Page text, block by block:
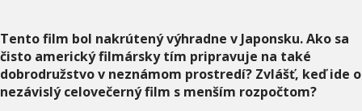
Tento film bol nakrútený výhradne v Japonsku. Ako sa
čisto americký filmársky tím pripravuje na také
dobrodružstvo v neznámom prostredí? Zvlášť, keď ide o
nezávislý celovečerný film s menším rozpočtom?